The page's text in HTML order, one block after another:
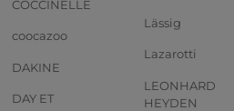
COCCINELLE
coocazoo
DAKINE
DAY ET
Lässig
Lazarotti
LEONHARD
HEYDEN